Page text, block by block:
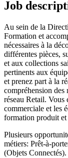
Job
Au sein de la
Formation et
nécessaires à la
différentes pièces,
et aux collections
pertinents aux
et prenez part à la
compréhension des
réseau Retail. Vous
commerciale et les
formation produit et
Plusieurs
métiers: Prêt-à-
(Objets Connectés).